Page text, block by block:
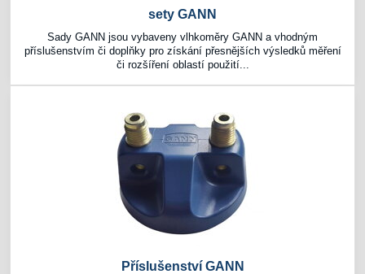
sety GANN
Sady GANN jsou vybaveny vlhkoměry GANN a vhodným
příslušenstvím či doplňky pro získání přesnějších výsledků měření
či rozšíření oblastí použití...
Příslušenství GANN